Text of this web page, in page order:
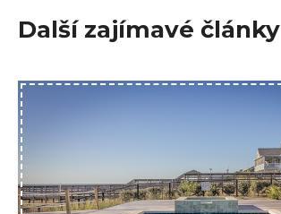
Další zajímavé články